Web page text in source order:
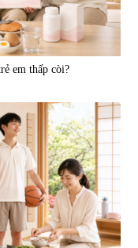
đột quỵ Biken Kinase
viên
0
đ
em thấp còi?